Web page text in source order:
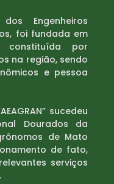
Engenheiros
foi fundada em
por
na região, sendo
e pessoa
sucedeu
Dourados da
de Mato
de fato,
serviços